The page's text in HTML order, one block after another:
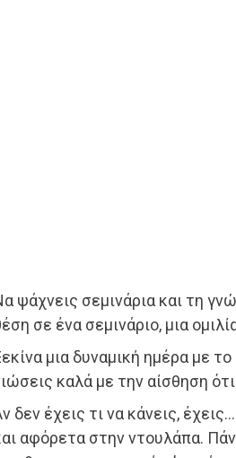
ψάχνεις σεμινάρια και τη
σε ένα σεμινάριο, μια
μια δυναμική ημέρα με
καλά με την αίσθηση
δεν έχεις τι να κάνεις,
αφόρετα στην ντουλάπα.